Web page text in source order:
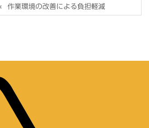
作業環境の改善による負担軽減